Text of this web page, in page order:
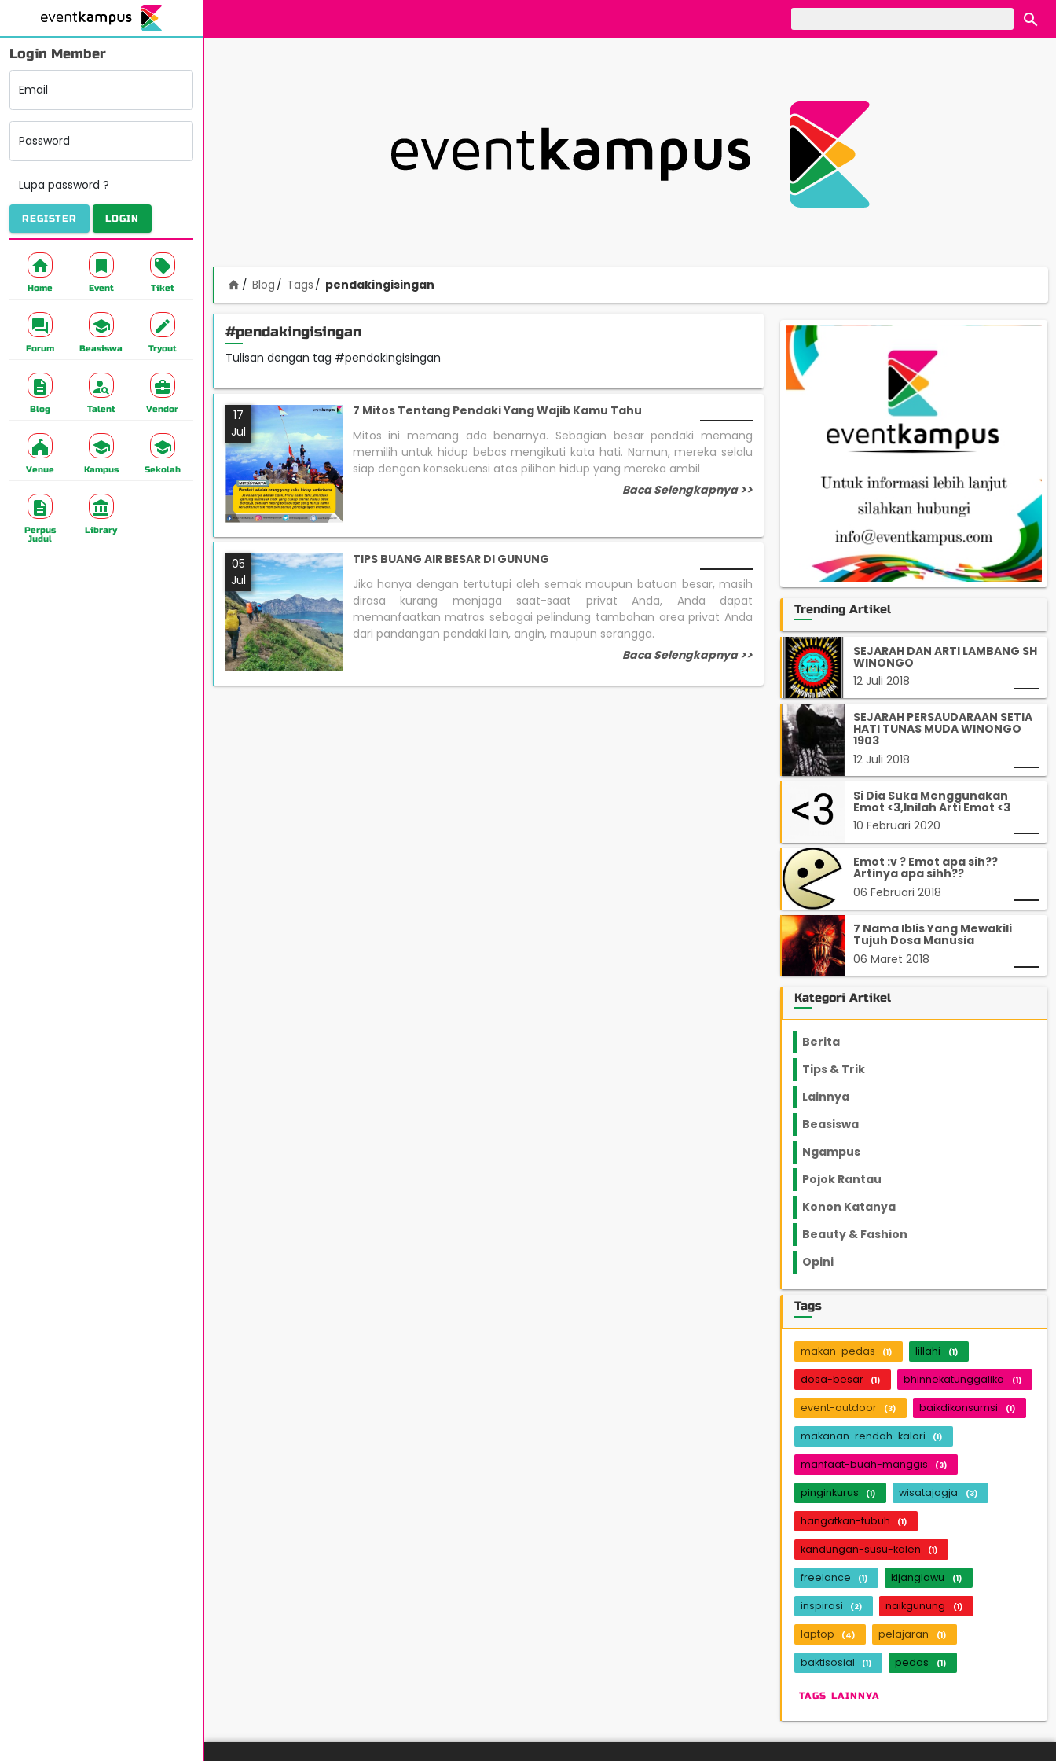
Login Member
Email
Password
Lupa password ?
REGISTER LOGIN
Home Event Tiket
Forum Beasiswa Tryout
Blog Talent Vendor
Venue Kampus Sekolah
Perpus
Judul
Library
home Blog Tags pendakingisingan
#pendakingisingan
Tulisan dengan tag #pendakingisingan
17
Jul
7 Mitos Tentang Pendaki Yang Wajib Kamu Tahu
Mitos ini memang ada benarnya. Sebagian besar pendaki memang
memilih untuk hidup bebas mengikuti kata hati. Namun, mereka selalu
siap dengan konsekuensi atas pilihan hidup yang mereka ambil
Baca Selengkapnya >>
05
Jul
TIPS BUANG AIR BESAR DI GUNUNG
Jika hanya dengan tertutupi oleh semak maupun batuan besar, masih
dirasa kurang menjaga saat-saat privat Anda, Anda dapat
memanfaatkan matras sebagai pelindung tambahan area privat Anda
dari pandangan pendaki lain, angin, maupun serangga.
Baca Selengkapnya >>
Trending Artikel
SEJARAH DAN ARTI LAMBANG SH
WINONGO
12 Juli 2018
SEJARAH PERSAUDARAAN SETIA
HATI TUNAS MUDA WINONGO
1903
12 Juli 2018
Si Dia Suka Menggunakan
Emot <3,Inilah Arti Emot <3
10 Februari 2020
Emot :v ? Emot apa sih??
Artinya apa sihh??
06 Februari 2018
7 Nama Iblis Yang Mewakili
Tujuh Dosa Manusia
06 Maret 2018
Kategori Artikel
Berita
Tips & Trik
Lainnya
Beasiswa
Ngampus
Pojok Rantau
Konon Katanya
Beauty & Fashion
Opini
Tags
makan-pedas (1) lillahi (1)
dosa-besar (1) bhinnekatunggalika (1)
event-outdoor (3) baikdikonsumsi (1)
makanan-rendah-kalori (1)
manfaat-buah-manggis (3)
pinginkurus (1) wisatajogja (3)
hangatkan-tubuh (1)
kandungan-susu-kalen (1)
freelance (1) kijanglawu (1)
inspirasi (2) naikgunung (1)
laptop (4) pelajaran (1)
baktisosial (1) pedas (1)
TAGS LAINNYA